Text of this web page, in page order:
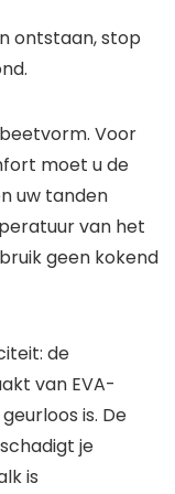
ontstaan, stop
Voor
moet u de
uw tanden
van het
geen kokend
de
van EVA-
is. De
je
is